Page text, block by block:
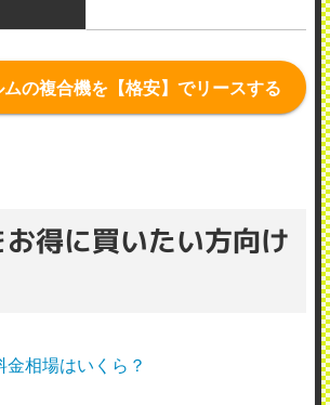
の複合機を【格安】でリースする
得に買いたい方向け
相場はいくら？